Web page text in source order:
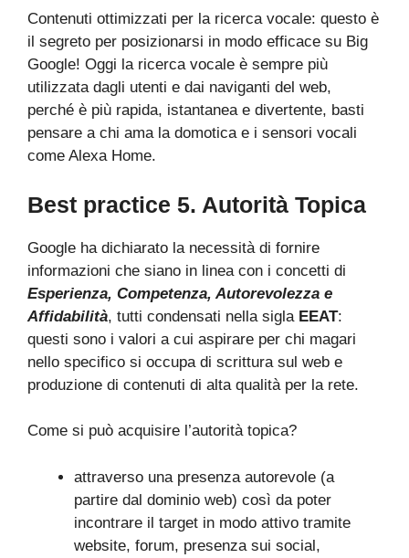
Contenuti ottimizzati per la ricerca vocale: questo è
il segreto per posizionarsi in modo efficace su Big
Google! Oggi la ricerca vocale è sempre più
utilizzata dagli utenti e dai naviganti del web,
perché è più rapida, istantanea e divertente, basti
pensare a chi ama la domotica e i sensori vocali
come Alexa Home.
Best practice 5. Autorità Topica
Google ha dichiarato la necessità di fornire
informazioni che siano in linea con i concetti di
Esperienza, Competenza, Autorevolezza e
Affidabilità, tutti condensati nella sigla EEAT:
questi sono i valori a cui aspirare per chi magari
nello specifico si occupa di scrittura sul web e
produzione di contenuti di alta qualità per la rete.
Come si può acquisire l’autorità topica?
attraverso una presenza autorevole (a
partire dal dominio web) così da poter
incontrare il target in modo attivo tramite
website, forum, presenza sui social,